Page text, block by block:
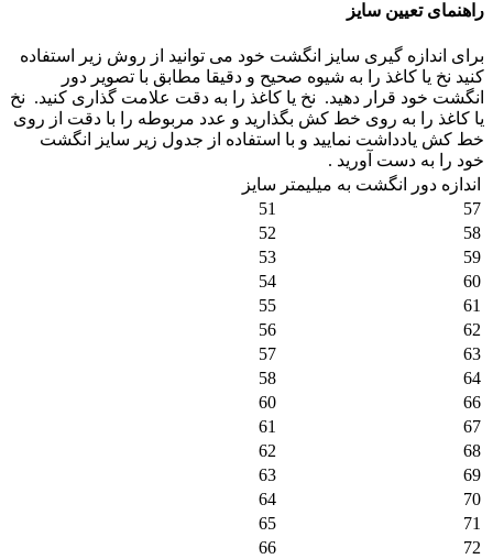
راهنمای تعیین سایز
برای اندازه گیری سایز انگشت خود می توانید از روش زیر استفاده
کنید نخ یا کاغذ را به شیوه صحیح و دقیقا مطابق با تصویر دور
انگشت خود قرار دهید. نخ یا کاغذ را به دقت علامت گذاری کنید. نخ
یا کاغذ را به روی خط کش بگذارید و عدد مربوطه را با دقت از روی
خط کش یادداشت نمایید و با استفاده از جدول زیر سایز انگشت
خود را به دست آورید .
اندازه دور انگشت به میلیمتر سایز
57
51
58
52
59
53
60
54
61
55
62
56
63
57
64
58
66
60
67
61
68
62
69
63
70
64
71
65
72
66